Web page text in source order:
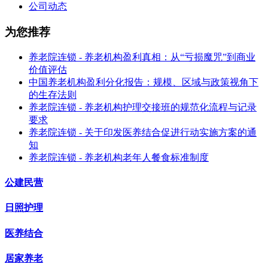
公司动态
为您推荐
养老院连锁 - 养老机构盈利真相：从“亏损魔咒”到商业
价值评估
中国养老机构盈利分化报告：规模、区域与政策视角下
的生存法则
养老院连锁 - 养老机构护理交接班的规范化流程与记录
要求
养老院连锁 - 关于印发医养结合促进行动实施方案的通
知
养老院连锁 - 养老机构老年人餐食标准制度
公建民营
日照护理
医养结合
居家养老